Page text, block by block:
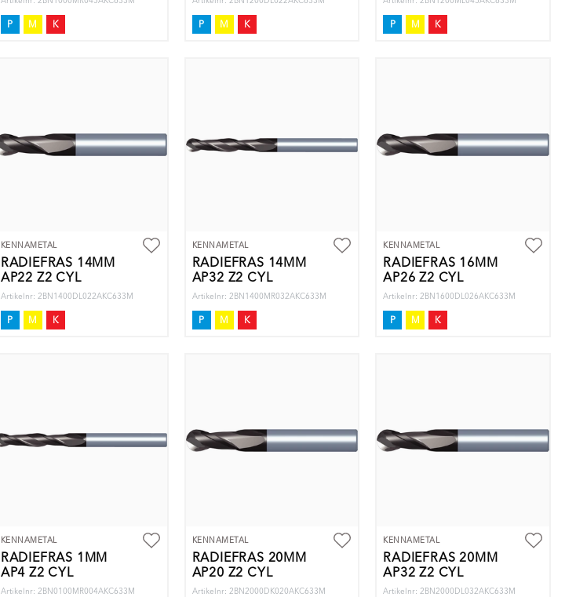
P M K P M K P M K
KENNAMETAL
RADIEFRÄS 14MM
AP22 Z2 CYL
Artikelnr: 2BN1400DL022AKC633M
P M K
KENNAMETAL
RADIEFRÄS 14MM
AP32 Z2 CYL
Artikelnr: 2BN1400MR032AKC633M
P M K
KENNAMETAL
RADIEFRÄS 16MM
AP26 Z2 CYL
Artikelnr: 2BN1600DL026AKC633M
P M K
KENNAMETAL
RADIEFRÄS 1MM
AP4 Z2 CYL
Artikelnr: 2BN0100MR004AKC633M
KENNAMETAL
RADIEFRÄS 20MM
AP20 Z2 CYL
Artikelnr: 2BN2000DK020AKC633M
KENNAMETAL
RADIEFRÄS 20MM
AP32 Z2 CYL
Artikelnr: 2BN2000DL032AKC633M